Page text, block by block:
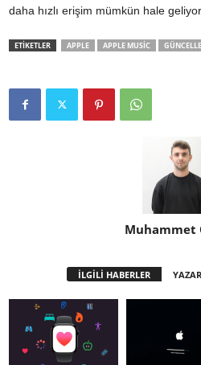
daha hızlı erişim mümkün hale geliyor.
ETİKETLER APPLE APPLE MUSIC
Muhammet
İLGİLİ HABERLER